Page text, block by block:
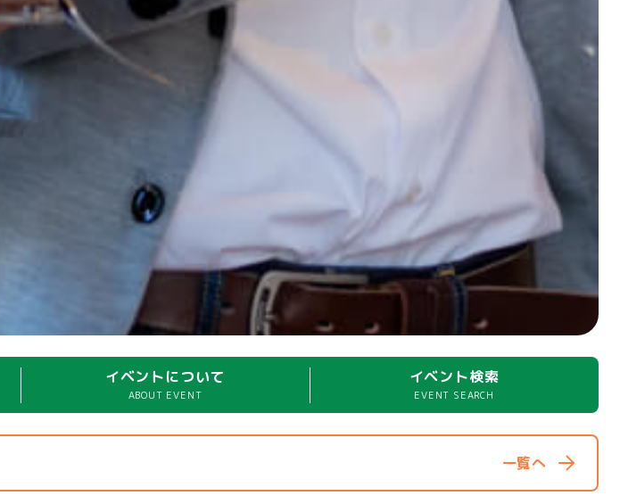
イベントについて
ABOUT EVENT
イベント検索
EVENT SEARCH
一覧へ